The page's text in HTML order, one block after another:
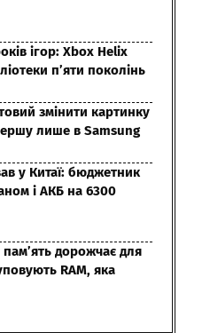
ігор: Xbox Helix
п’яти поколінь
змінити картинку
лише в Samsung
у Китаї: бюджетник
і АКБ на 6300
дорожчає для
RAM, яка